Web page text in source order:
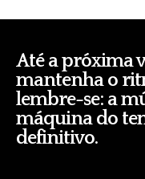
Até a próxima
mantenha o
lembre-se: a
máquina do
definitivo.